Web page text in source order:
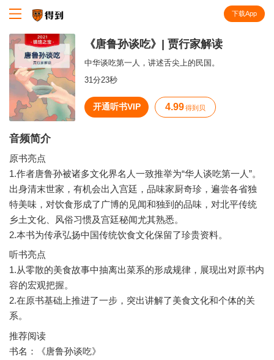
下载App
《唐鲁孙谈吃》| 贾行家解读
中华谈吃第一人，讲述舌尖上的民国。
31分23秒
开通听书VIP 4.99 得到贝
音频简介
原书亮点
1.作者唐鲁孙被诸多文化界名人一致推举为“华人谈吃第一人”。
出身清末世家，有机会出入宫廷，品味家厨奇珍，遍尝各省独
特美味，对饮食形成了广博的见闻和独到的品味，对北平传统
乡土文化、风俗习惯及宫廷秘闻尤其熟悉。
听书亮点
1.从零散的美食故事中抽离出菜系的形成规律，展现出对原书内
容的宏观把握。
2.在原书基础上推进了一步，突出讲解了美食文化和个体的关
推荐阅读
书名：《唐鲁孙谈吃》